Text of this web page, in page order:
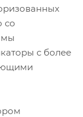
со
мы
с более